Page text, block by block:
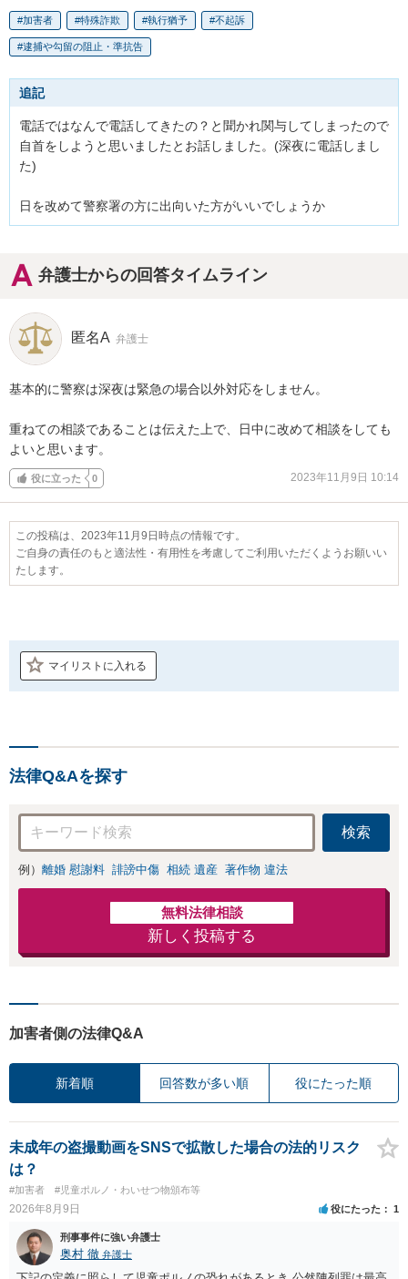
加害者 特殊詐欺 執行猶予 不起訴
逮捕や勾留の阻止・準抗告
追記
電話ではなんで電話してきたの？と聞かれ関与してしまったので
自首をしようと思いましたとお話しました。(深夜に電話しまし
た)
日を改めて警察署の方に出向いた方がいいでしょうか
弁護士からの回答タイムライン
匿名A 弁護士
基本的に警察は深夜は緊急の場合以外対応をしません。
重ねての相談であることは伝えた上で、日中に改めて相談をしても
よいと思います。
役に立った 0 2023年11月9日 10:14
この投稿は、2023年11月9日時点の情報です。
ご自身の責任のもと適法性・有用性を考慮してご利用いただくようお願いい
たします。
マイリストに入れる
法律Q&Aを探す
検索
例） 離婚 慰謝料 誹謗中傷 相続 遺産 著作物 違法
無料法律相談
新しく投稿する
加害者側の法律Q&A
新着順 回答数が多い順 役にたった順
未成年の盗撮動画をSNSで拡散した場合の法的リスク
は？
#加害者 #児童ポルノ・わいせつ物頒布等
2026年8月9日 役にたった 1
刑事事件に強い弁護士
奥村 徹 弁護士